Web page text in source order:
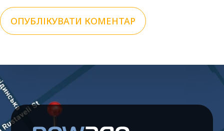
ОПУБЛІКУВАТИ КОМЕНТАР